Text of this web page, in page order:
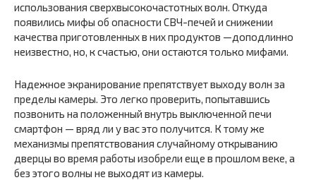
использования сверхвысокочастотных волн. Откуда
появились мифы об опасности СВЧ-печей и снижении
качества приготовленных в них продуктов —доподлинно
неизвестно, но, к счастью, они остаются только мифами.
Надежное экранирование препятствует выходу волн за
пределы камеры. Это легко проверить, попытавшись
позвонить на положенный внутрь выключенной печи
смартфон — вряд ли у вас это получится. К тому же
механизмы препятствования случайному открыванию
дверцы во время работы изобрели еще в прошлом веке, а
без этого волны не выходят из камеры.